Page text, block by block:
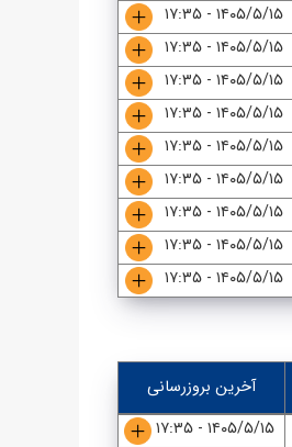
۱۴۰۵/۵/۱۵ - ۱۷:۳۵
۱۴۰۵/۵/۱۵ - ۱۷:۳۵
۱۴۰۵/۵/۱۵ - ۱۷:۳۵
۱۴۰۵/۵/۱۵ - ۱۷:۳۵
۱۴۰۵/۵/۱۵ - ۱۷:۳۵
۱۴۰۵/۵/۱۵ - ۱۷:۳۵
۱۴۰۵/۵/۱۵ - ۱۷:۳۵
۱۴۰۵/۵/۱۵ - ۱۷:۳۵
۱۴۰۵/۵/۱۵ - ۱۷:۳۵
آخرین بروزرسانی
۱۴۰۵/۵/۱۵ - ۱۷:۳۵